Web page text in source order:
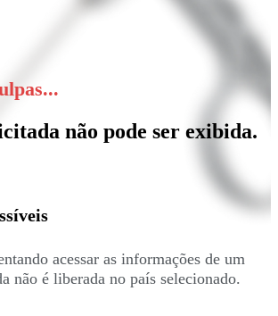
não pode ser exibida.
acessar as informações de um
não é liberada no país selecionado.